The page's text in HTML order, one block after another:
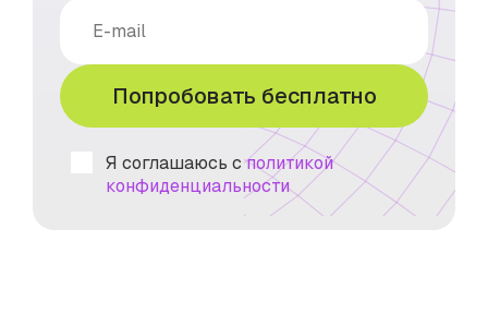
Попробовать бесплатно
Я соглашаюсь сполитикой
конфиденциальности